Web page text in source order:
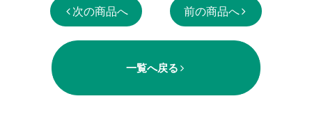
次の商品へ 前の商品へ
一覧へ戻る